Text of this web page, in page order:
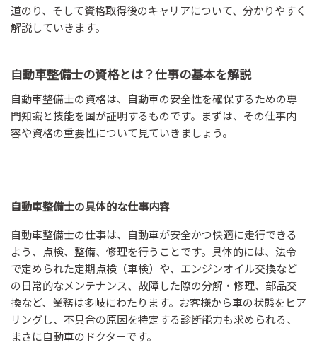
道のり、そして資格取得後のキャリアについて、分かりやすく
解説していきます。
自動車整備士の資格とは？仕事の基本を解説
自動車整備士の資格は、自動車の安全性を確保するための専
門知識と技能を国が証明するものです。まずは、その仕事内
容や資格の重要性について見ていきましょう。
自動車整備士の具体的な仕事内容
自動車整備士の仕事は、自動車が安全かつ快適に走行できる
よう、点検、整備、修理を行うことです。具体的には、法令
で定められた定期点検（車検）や、エンジンオイル交換など
の日常的なメンテナンス、故障した際の分解・修理、部品交
換など、業務は多岐にわたります。お客様から車の状態をヒア
リングし、不具合の原因を特定する診断能力も求められる、
まさに自動車のドクターです。